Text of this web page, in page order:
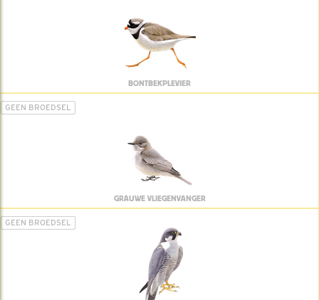
BONTBEKPLEVIER
GEEN BROEDSEL
GRAUWE VLIEGENVANGER
GEEN BROEDSEL